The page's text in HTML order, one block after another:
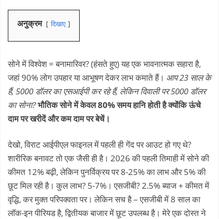
अनुक्रम दिखाए
सोने में विश्वेश = बनामारिवर? (हंसते हुए) यह एक भावनात्मक सहारा है,
जहां 90% लोग उपहार या आभूषण देकर लाभ कमाते हैं। आप 23 साल के
हैं, 5000 डॉलर का एसआईपी कर रहे हैं, लेकिन दिवाली पर 5000 डॉलर
का सोना?भौतिक सोने में केवल 80% समय हानि होती है क्योंकि ऊंचे
दाम पर खरीदें और कम दाम पर बेचें।
देखो, विराट आईपीएल फाइनल में पहली ही गेंद पर आउट हो गए थे?
शारीरिक बनावट तो एक जैसी ही है। 2026 की पहली तिमाही में सोने की
कीमत 12% बढ़ी, लेकिन पुनर्विक्रय पर 8-25% का लाभ और 5% की
छूट मिल रही है। कुल लाभ? 5-7%। एसजीबी? 2.5% ब्याज + कीमत में
वृद्धि, कर मुक्त परिपक्वता पर। लेकिन सच है – एसजीबी में 8 साल का
लॉक-इन पीरियड है, द्वितीयक बाजार में छूट उपलब्ध है। मेरे एक दोस्त ने